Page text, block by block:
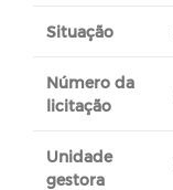
Situação
Número da
licitação
Unidade
gestora